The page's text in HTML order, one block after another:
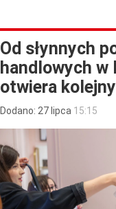
Od słynnych
handlowych w
otwiera
Dodano: 27 lipca 15:15